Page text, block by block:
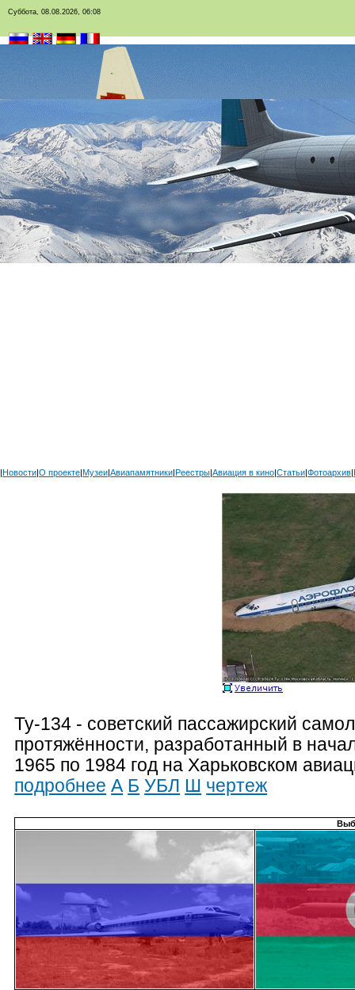
Суббота, 08.08.2026, 06:08
|Новости|О проекте|Музеи|Авиапамятники|Реестры|Авиация в кино|Статьи|Фотоархив|
Ту-134 - советский пассажирский
протяжённости, разработанный в
1965 по 1984 год на Харьковском
подробнее А Б УБЛ Ш чертеж